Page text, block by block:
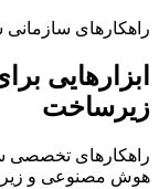
راهکارهای سازمانی
ابزارهایی
زیرساخت
راهکارهای تخصصی
هوش مصنوعی و